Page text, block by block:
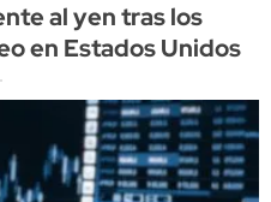
al yen tras los
en Estados Unidos